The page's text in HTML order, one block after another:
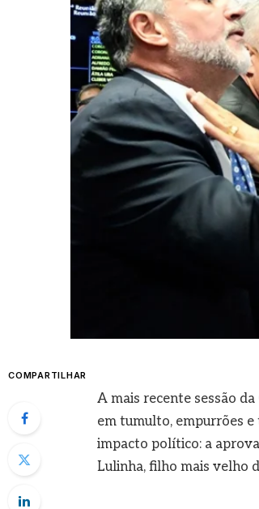
COMPARTILHAR
A mais recente sessão
em tumulto, empurrões e
impacto político: a
Lulinha, filho mais velho